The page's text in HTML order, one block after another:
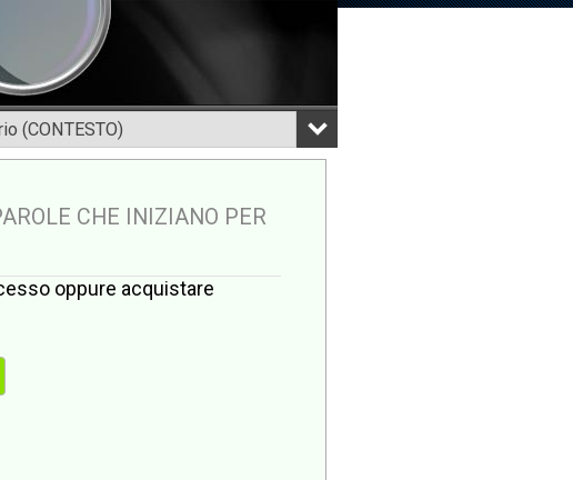
(CONTESTO)
CHE INIZIANO PER
oppure acquistare